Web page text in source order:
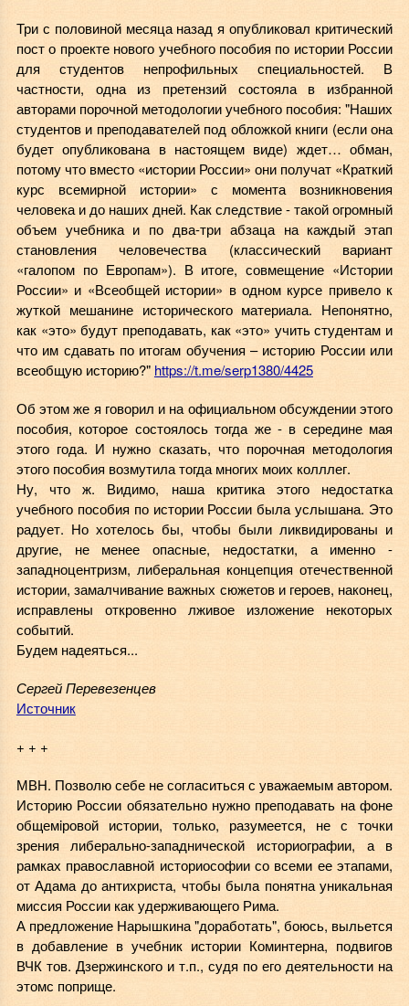
Три с половиной месяца назад я опубликовал критический
пост о проекте нового учебного пособия по истории России
для студентов непрофильных специальностей. В
частности, одна из претензий состояла в избранной
авторами порочной методологии учебного пособия: "Наших
студентов и преподавателей под обложкой книги (если она
будет опубликована в настоящем виде) ждет… обман,
потому что вместо «истории России» они получат «Краткий
курс всемирной истории» с момента возникновения
человека и до наших дней. Как следствие - такой огромный
объем учебника и по два-три абзаца на каждый этап
становления человечества (классический вариант
«галопом по Европам»). В итоге, совмещение «Истории
России» и «Всеобщей истории» в одном курсе привело к
жуткой мешанине исторического материала. Непонятно,
как «это» будут преподавать, как «это» учить студентам и
что им сдавать по итогам обучения – историю России или
всеобщую историю?" https://t.me/serp1380/4425
Об этом же я говорил и на официальном обсуждении этого
пособия, которое состоялось тогда же - в середине мая
этого года. И нужно сказать, что порочная методология
этого пособия возмутила тогда многих моих колллег.
Ну, что ж. Видимо, наша критика этого недостатка
учебного пособия по истории России была услышана. Это
радует. Но хотелось бы, чтобы были ликвидированы и
другие, не менее опасные, недостатки, а именно -
западноцентризм, либеральная концепция отечественной
истории, замалчивание важных сюжетов и героев, наконец,
исправлены откровенно лживое изложение некоторых
событий.
Будем надеяться...
Сергей Перевезенцев
Источник
+ + +
МВН. Позволю себе не согласиться с уважаемым автором.
Историю России обязательно нужно преподавать на фоне
общемiровой истории, только, разумеется, не с точки
зрения либерально-западнической историографии, а в
рамках православной историософии со всеми ее этапами,
от Адама до антихриста, чтобы была понятна уникальная
миссия России как удерживающего Рима.
А предложение Нарышкина "доработать", боюсь, выльется
в добавление в учебник истории Коминтерна, подвигов
ВЧК тов. Дзержинского и т.п., судя по его деятельности на
этомс поприще.